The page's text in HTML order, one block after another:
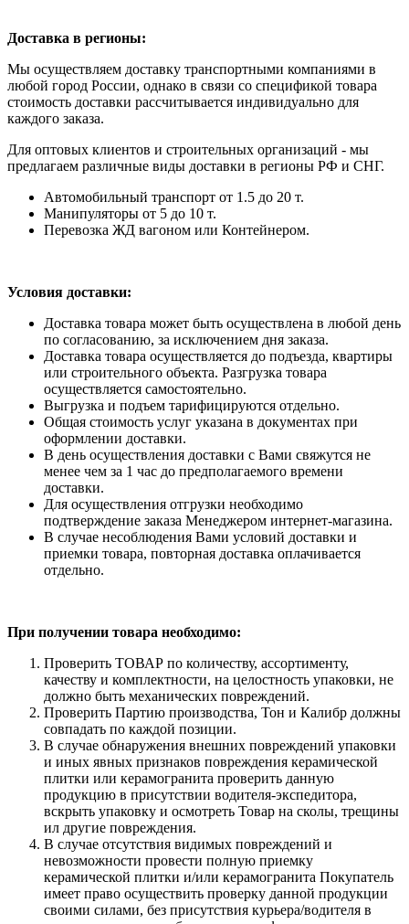
Доставка в регионы:
Мы осуществляем доставку транспортными компаниями в
любой город России, однако в связи со спецификой товара
стоимость доставки рассчитывается индивидуально для
каждого заказа.
Для оптовых клиентов и строительных организаций - мы
предлагаем различные виды доставки в регионы РФ и СНГ.
Автомобильный транспорт от 1.5 до 20 т.
Манипуляторы от 5 до 10 т.
Перевозка ЖД вагоном или Контейнером.
Условия доставки:
Доставка товара может быть осуществлена в любой день
по согласованию, за исключением дня заказа.
Доставка товара осуществляется до подъезда, квартиры
или строительного объекта. Разгрузка товара
осуществляется самостоятельно.
Выгрузка и подъем тарифицируются отдельно.
Общая стоимость услуг указана в документах при
оформлении доставки.
В день осуществления доставки с Вами свяжутся не
менее чем за 1 час до предполагаемого времени
доставки.
Для осуществления отгрузки необходимо
подтверждение заказа Менеджером интернет-магазина.
В случае несоблюдения Вами условий доставки и
приемки товара, повторная доставка оплачивается
отдельно.
При получении товара необходимо:
Проверить ТОВАР по количеству, ассортименту,
качеству и комплектности, на целостность упаковки, не
должно быть механических повреждений.
Проверить Партию производства, Тон и Калибр должны
совпадать по каждой позиции.
В случае обнаружения внешних повреждений упаковки
и иных явных признаков повреждения керамической
плитки или керамогранита проверить данную
продукцию в присутствии водителя-экспедитора,
вскрыть упаковку и осмотреть Товар на сколы, трещины
ил другие повреждения.
В случае отсутствия видимых повреждений и
невозможности провести полную приемку
керамической плитки и/или керамогранита Покупатель
имеет право осуществить проверку данной продукции
своими силами, без присутствия курьера/водителя в